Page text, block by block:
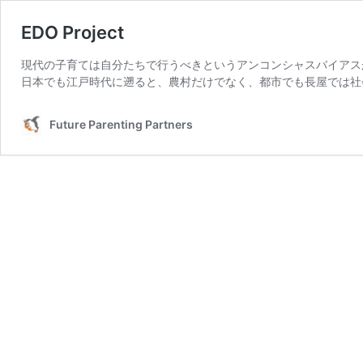
EDO Project
現代の子育ては自分たちで行うべきというアンコンシャスバイア
日本でも江戸時代に遡ると、農村だけでなく、都市でも長屋では
Future Parenting Partners